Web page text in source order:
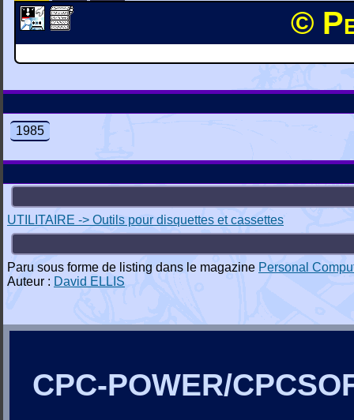
©
1985
UTILITAIRE -> Outils pour disquettes et cassettes
Paru sous forme de listing dans le magazine Personal
Auteur : David ELLIS
CPC-POWER/